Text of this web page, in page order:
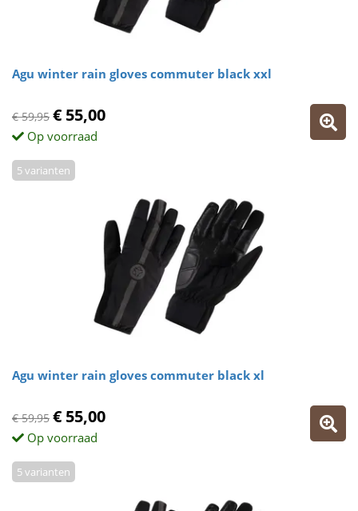
Agu winter rain gloves commuter black xxl
€ 59,95 € 55,00
Op voorraad
Agu winter rain gloves commuter black xl
5 varianten
€ 59,95 € 55,00
Op voorraad
5 varianten